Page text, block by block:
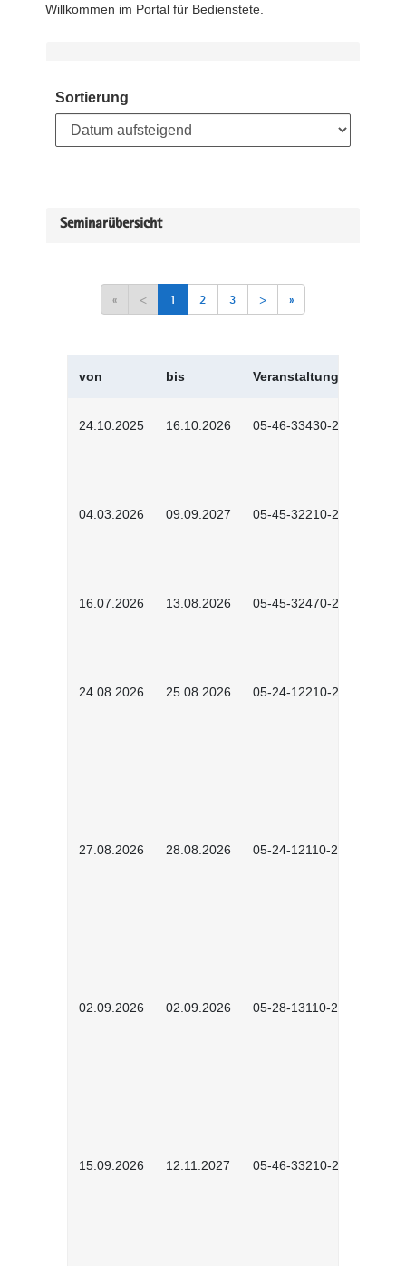
Willkommen im Portal für Bedienstete.
Sortierung
Seminarübersicht
« < 1 2 3 > »
von bis Veranstaltungskürzel
24.10.2025 16.10.2026 05-46-33430-2501
04.03.2026 09.09.2027 05-45-32210-2601
16.07.2026 13.08.2026 05-45-32470-2601
24.08.2026 25.08.2026 05-24-12210-2601
27.08.2026 28.08.2026 05-24-12110-2601
02.09.2026 02.09.2026 05-28-13110-2605
15.09.2026 12.11.2027 05-46-33210-2601